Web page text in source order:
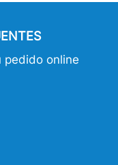
pedido online